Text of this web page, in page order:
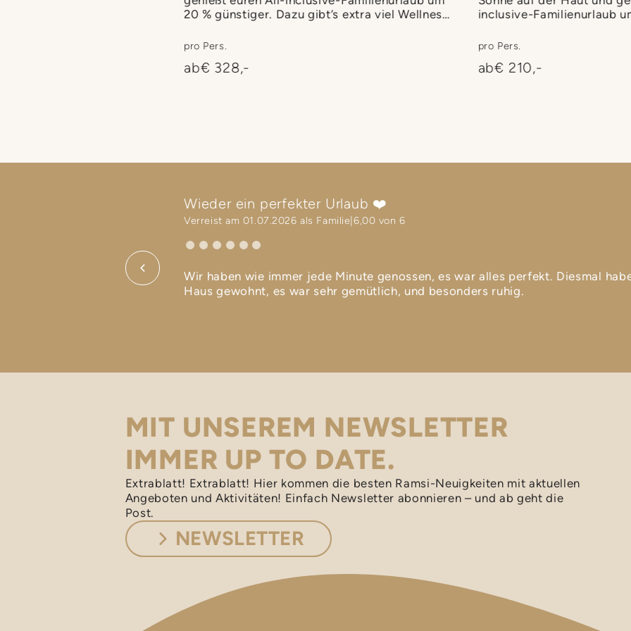
20 % günstiger. Dazu gibt’s extra viel Wellness
pro Pers.
ab€ 328,-
inclusive-Familienurlaub
Uhr sowie Mittagessen am
inklusive – für noch mehr
Urlaubszeit mit der ganzen
pro Pers.
ab€ 210,-
auch das sehr gute Essen
Wieder ein perfekter Urlaub ❤️
Verreist am 01.07.2026 als Familie 6,00 von 6
Wir haben wie immer jede Minute genossen, es war alles perfekt. Diesmal
Haus gewohnt, es war sehr gemütlich, und besonders ruhig.
MIT UNSEREM NEWSLETTER
IMMER UP TO DATE.
Extrablatt! Extrablatt! Hier kommen die besten Ramsi-Neuigkeiten mit aktuellen
Angeboten und Aktivitäten! Einfach Newsletter abonnieren – und ab geht die
Post.
NEWSLETTER